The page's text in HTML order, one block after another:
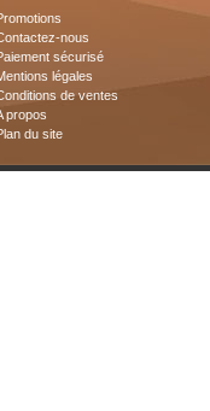
nous
sécurisé
légales
de ventes
propos
du site